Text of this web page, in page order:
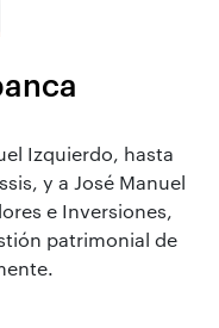
Izquierdo, hasta
y a José Manuel
e Inversiones,
patrimonial de